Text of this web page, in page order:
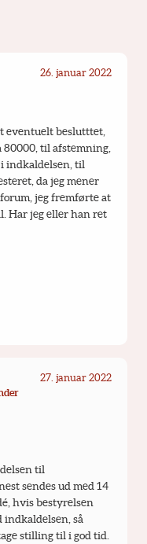
26. januar 2022
eventuelt beslutttet,
til afstemning,
indkaldelsen, til
da jeg mener
jeg fremførte at
Har jeg eller han ret
27. januar 2022
til
sendes ud med 14
hvis bestyrelsen
indkaldelsen, så
stilling til i god tid.